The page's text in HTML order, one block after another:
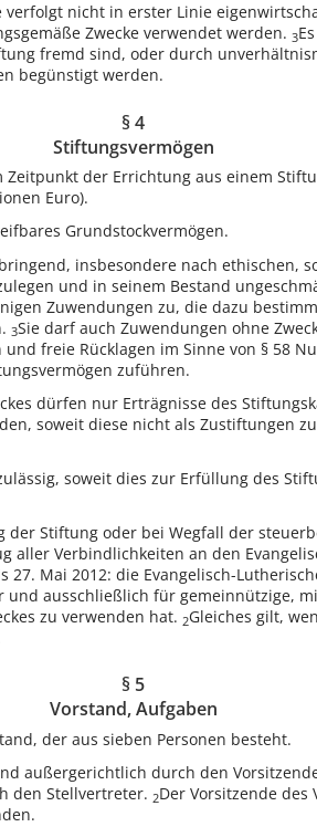
nicht in erster Linie
Zwecke verwendet werden.3
fremd sind, oder durch
begünstigt werden.
§ 4
Stiftungsvermögen
der Errichtung aus einem
Euro).
Grundstockvermögen.
insbesondere nach ethischen,
und in seinem Bestand
Zuwendungen zu, die dazu
3Sie darf auch Zuwendungen ohne
freie Rücklagen im Sinne von § 58
zuführen.
dürfen nur Erträgnisse des
soweit diese nicht als Zustiftungen
soweit dies zur Erfüllung des
der Stiftung oder bei Wegfall der
aller Verbindlichkeiten an den
27. Mai 2012: die Evangelisch-
und ausschließlich für gemeinnützige,
zu verwenden hat. 2Gleiches gilt,
§ 5
Vorstand, Aufgaben
der aus sieben Personen besteht.
außergerichtlich durch den
den Stellvertreter. 2Der Vorsitzende